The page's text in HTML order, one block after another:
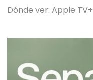
Dónde ver: Apple TV+